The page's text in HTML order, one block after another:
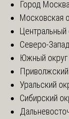
Город Москва
Московская
Центральный
Северо-
Южный округ
Уральский
Сибирский